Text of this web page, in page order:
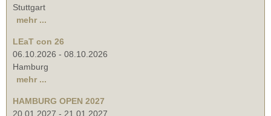
Stuttgart
mehr ...
LEaT con 26
06.10.2026 - 08.10.2026
Hamburg
mehr ...
HAMBURG OPEN 2027
20.01.2027 - 21.01.2027